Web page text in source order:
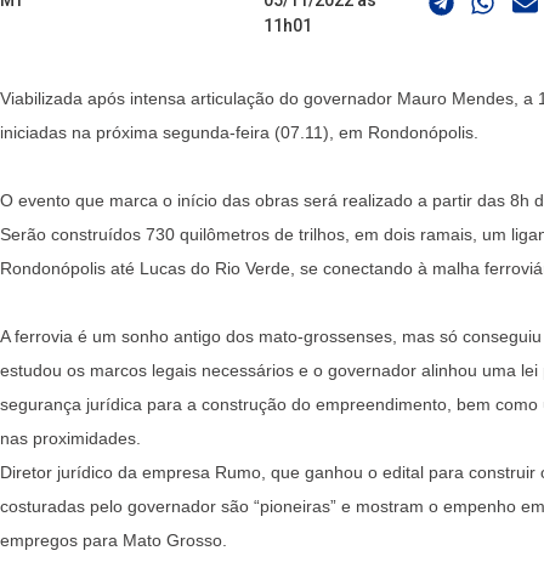
11h01
Viabilizada após intensa articulação do governador Mauro Mendes,
iniciadas na próxima segunda-feira (07.11), em Rondonópolis.
O evento que marca o início das obras será realizado a partir das 8h
Serão construídos 730 quilômetros de trilhos, em dois ramais, um
Rondonópolis até Lucas do Rio Verde, se conectando à malha
A ferrovia é um sonho antigo dos mato-grossenses, mas só
estudou os marcos legais necessários e o governador alinhou uma
segurança jurídica para a construção do empreendimento, bem
nas proximidades.
Diretor jurídico da empresa Rumo, que ganhou o edital para
costuradas pelo governador são “pioneiras” e mostram o empenho
empregos para Mato Grosso.